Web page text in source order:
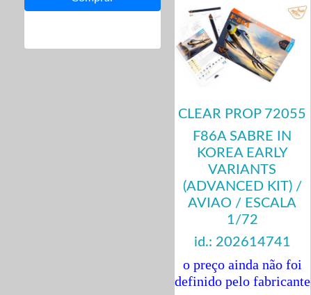
CLEAR PROP 72055
F86A SABRE IN
KOREA EARLY
VARIANTS
(ADVANCED KIT) /
AVIAO / ESCALA
1/72
id.: 202614741
o preço ainda não foi
definido pelo fabricante